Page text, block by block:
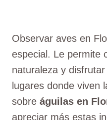
Observar aves en
especial. Le permite
naturaleza y
lugares donde viven
sobre águilas en
apreciar más estas